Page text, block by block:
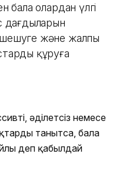
бала олардан үлгі
дағдыларын
және жалпы
құруға
әділетсіз немесе
танытса, бала
деп қабылдай